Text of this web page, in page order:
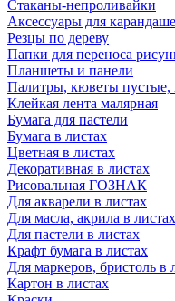
Стаканы-непроливайки
Аксессуары для
Резцы по дереву
Папки для переноса
Планшеты и панели
Палитры, кюветы пустые,
Клейкая лента малярная
Бумага для пастели
Бумага в листах
Цветная в листах
Декоративная в листах
Рисовальная ГОЗНАК
Для акварели в листах
Для масла, акрила в листах
Для пастели в листах
Крафт бумага в листах
Для маркеров, бристоль в
Картон в листах